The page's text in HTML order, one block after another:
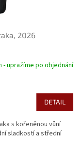
2026
- upražíme po objednání
DETAIL
s kořeněnou vůní
sladkostí a střední